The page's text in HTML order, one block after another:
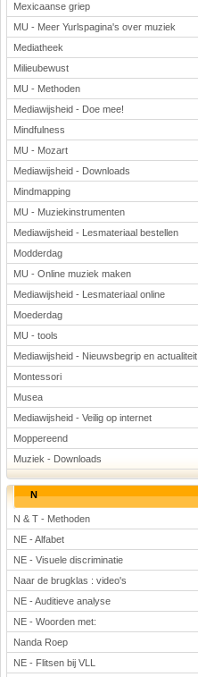
Mexicaanse griep
MU - Meer Yurlspagina's over muziek
Mediatheek
Milieubewust
MU - Methoden
Mediawijsheid - Doe mee!
Mindfulness
MU - Mozart
Mediawijsheid - Downloads
Mindmapping
MU - Muziekinstrumenten
Mediawijsheid - Lesmateriaal bestellen
Modderdag
MU - Online muziek maken
Mediawijsheid - Lesmateriaal online
Moederdag
MU - tools
Mediawijsheid - Nieuwsbegrip en actualiteit
Montessori
Musea
Mediawijsheid - Veilig op internet
Moppereend
Muziek - Downloads
N
N & T - Methoden
NE - Alfabet
NE - Visuele discriminatie
Naar de brugklas : video's
NE - Auditieve analyse
NE - Woorden met:
Nanda Roep
NE - Flitsen bij VLL